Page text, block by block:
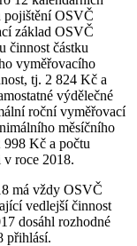
pojištění OSVČ
základ OSVČ
činnost částku
vyměřovacího
tj. 2 824 Kč a
výdělečné
roční vyměřovací
měsíčního
998 Kč a počtu
roce 2018.
má vždy OSVČ
vedlejší činnost
dosáhl rozhodné
přihlásí.